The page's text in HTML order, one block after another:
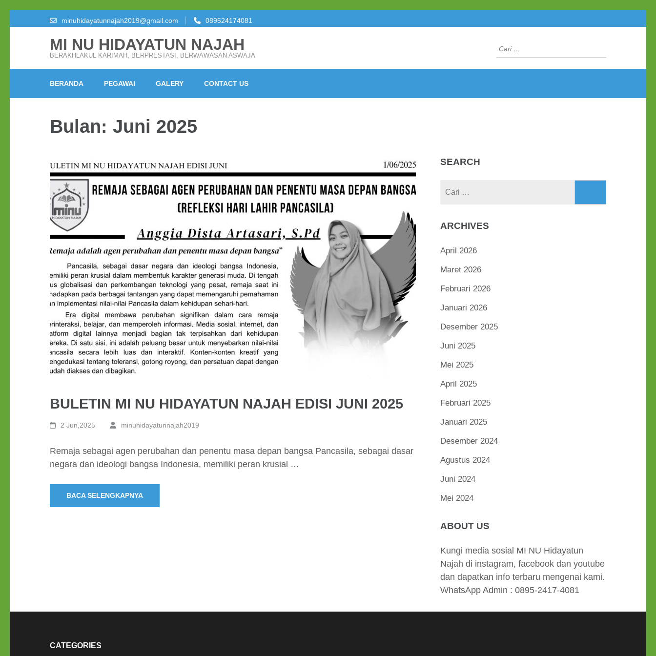
ke
Enter)
minuhidayatunnajah2019@gmail.com 089524174081
MI NU HIDAYATUN NAJAH
BERAKHLAKUL KARIMAH, BERPRESTASI, BERWAWASAN ASWAJA
Cari
untuk:
BERANDA PEGAWAI GALERY CONTACT US
Bulan: Juni 2025
BULETIN MI NU HIDAYATUN NAJAH EDISI JUNI 2025
2 Jun,2025 minuhidayatunnajah2019
Remaja sebagai agen perubahan dan penentu masa depan bangsa Pancasila, sebagai dasar
negara dan ideologi bangsa Indonesia, memiliki peran krusial …
BACA SELENGKAPNYA
SEARCH
ARCHIVES
April 2026
Maret 2026
Februari 2026
Januari 2026
Desember 2025
Juni 2025
Mei 2025
April 2025
Februari 2025
Januari 2025
Desember 2024
Agustus 2024
Juni 2024
Mei 2024
ABOUT US
Kungi media sosial MI NU Hidayatun
Najah di instagram, facebook dan youtube
dan dapatkan info terbaru mengenai kami.
WhatsApp Admin : 0895-2417-4081
CATEGORIES